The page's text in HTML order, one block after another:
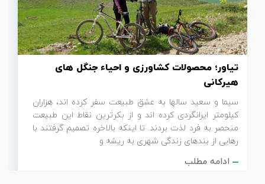
تیاور؛ محصولات کشاورزی و احیاء جنگل های
هیرکانی
سیما و سعید سالها به عشق طبیعت سفر کرده اند، هزاران
کیلومتر ایرانگردی کرده اند و از بکرترین نقاط این طبیعت
منحصر به فرد لذت بردند. تا اینکه بالاخره تصمیم گرفتند با
رهایی از بندهای زندگی شهری به ریشه و
ادامه مطلب
تور سوباتان
تور چابهار
تور مرداب هسل
تور کاشان
تور اصفهان